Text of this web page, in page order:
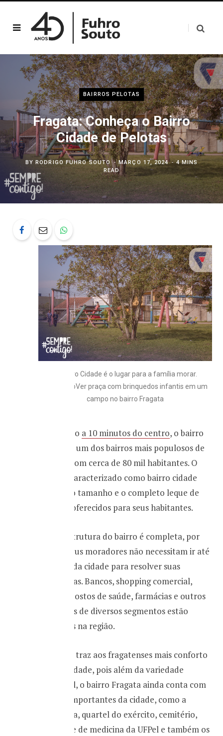
BAIRROS PELOTAS
Fragata: Conheça o Bairro
Cidade de Pelotas
BYRODRIGO FUHRO SOUTO MARÇO 17, 2024
4 MINS
READ
O Bairro Cidade é o lugar para a família morar.
#PraCegoVer praça com brinquedos infantis em um
campo no bairro Fragata
Localizado a 10 minutos do centro, o bairro
Fragata é um dos bairros mais populosos de
Pelotas, com cerca de 80 mil habitantes. O
bairro é caracterizado como bairro cidade
devido ao tamanho e o completo leque de
serviços oferecidos para seus habitantes.
A infraestrutura do bairro é completa, por
isso, os seus moradores não necessitam ir até
o centro da cidade para resolver suas
pendências. Bancos, shopping comercial,
escolas, postos de saúde, farmácias e outros
comércios de diversos segmentos estão
presentes na região.
Isso tudo traz aos fragatenses mais conforto
e comodidade, pois além da variedade
comercial, o bairro Fragata ainda conta com
prédios importantes da cidade, como a
rodoviária, quartel do exército, cemitério,
faculdade de medicina da UFPel e também os